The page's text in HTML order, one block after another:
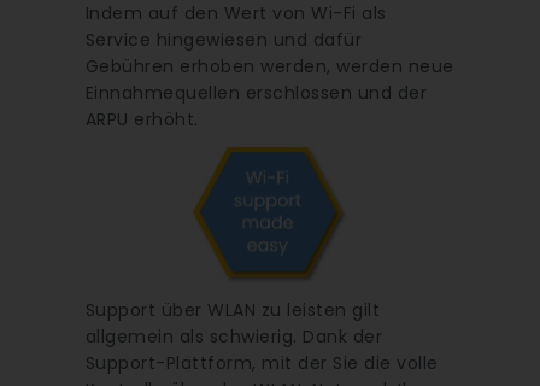
Indem auf den Wert von Wi-Fi als
Service hingewiesen und dafür
Gebühren erhoben werden, werden neue
Einnahmequellen erschlossen und der
ARPU erhöht.
Support über WLAN zu leisten gilt
allgemein als schwierig. Dank der
Support-Plattform, mit der Sie die volle